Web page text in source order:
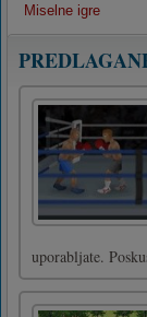
Miselne igre
uporabljate.